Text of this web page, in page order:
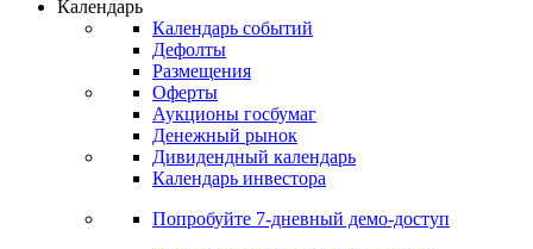
Откройте глобальную базу данных
Получить доступ
Календарь
Календарь событий
Дефолты
Размещения
Оферты
Денежный рынок